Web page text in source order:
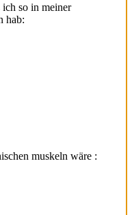
so in meiner
hab:
muskeln wäre :